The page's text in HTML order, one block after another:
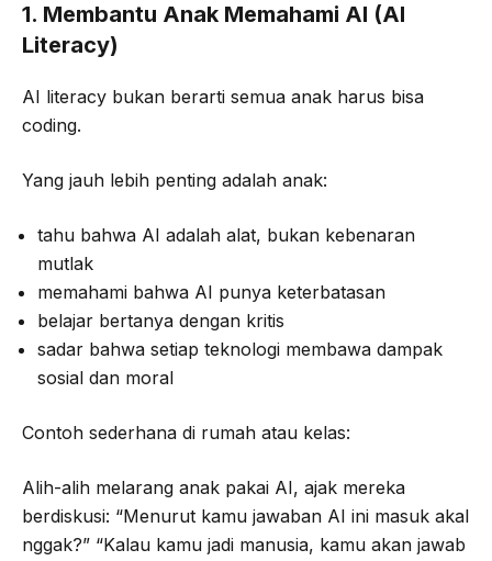
1. Membantu Anak Memahami AI (AI
Literacy)
AI literacy bukan berarti semua anak harus bisa
coding.
Yang jauh lebih penting adalah anak:
tahu bahwa AI adalah alat, bukan kebenaran
mutlak
memahami bahwa AI punya keterbatasan
belajar bertanya dengan kritis
sadar bahwa setiap teknologi membawa dampak
sosial dan moral
Contoh sederhana di rumah atau kelas:
Alih-alih melarang anak pakai AI, ajak mereka
berdiskusi: “Menurut kamu jawaban AI ini masuk akal
nggak?” “Kalau kamu jadi manusia, kamu akan jawab